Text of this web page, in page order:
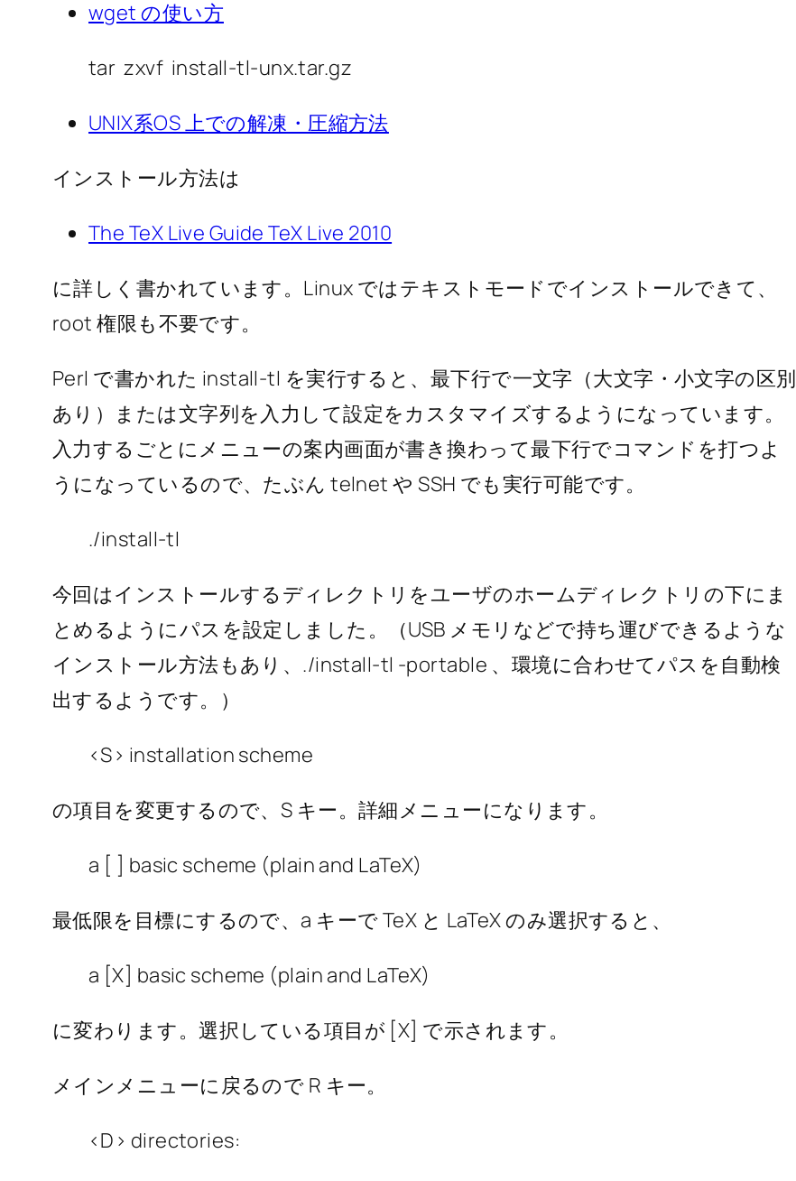
wget の使い方
tar zxvf install-tl-unx.tar.gz
UNIX系OS 上での解凍・圧縮方法
インストール方法は
The TeX Live Guide TeX Live 2010
に詳しく書かれています。Linux ではテキストモードでインストールできて、
root 権限も不要です。
Perl で書かれた install-tl を実行すると、最下行で一文字（大文字・小文字の区別
あり）または文字列を入力して設定をカスタマイズするようになっています。
入力するごとにメニューの案内画面が書き換わって最下行でコマンドを打つよ
うになっているので、たぶん telnet や SSH でも実行可能です。
./install-tl
今回はインストールするディレクトリをユーザのホームディレクトリの下にま
とめるようにパスを設定しました。（USB メモリなどで持ち運びできるような
インストール方法もあり、./install-tl -portable 、環境に合わせてパスを自動検
出するようです。）
<S> installation scheme
の項目を変更するので、S キー。詳細メニューになります。
a [ ] basic scheme (plain and LaTeX)
最低限を目標にするので、a キーで TeX と LaTeX のみ選択すると、
a [X] basic scheme (plain and LaTeX)
に変わります。選択している項目が [X] で示されます。
メインメニューに戻るので R キー。
<D> directories: